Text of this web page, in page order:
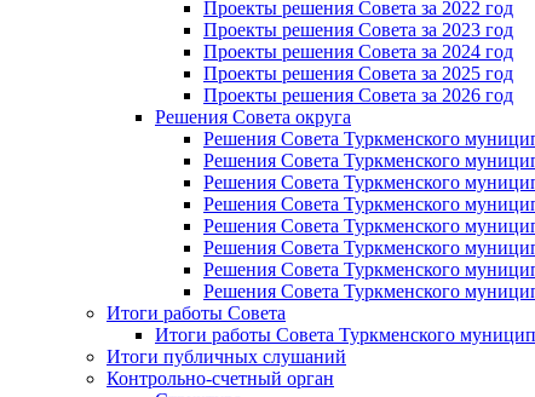
Проекты решения Совета за 2022 год
Проекты решения Cовета за 2023 год
Проекты решения Совета за 2024 год
Проекты решения Совета за 2025 год
Проекты решения Совета за 2026 год
Решения Совета округа
Решения Совета Туркменского
Решения Совета Туркменского
Решения Совета Туркменского
Решения Совета Туркменского
Решения Совета Туркменского
Решения Совета Туркменского
Решения Совета Туркменского
Решения Совета Туркменского
Итоги работы Совета
Итоги работы Совета Туркменского
Итоги публичных слушаний
Контрольно-счетный орган